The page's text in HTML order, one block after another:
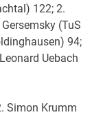
122; 2.
(TuS
94;
Uebach
Simon Krumm